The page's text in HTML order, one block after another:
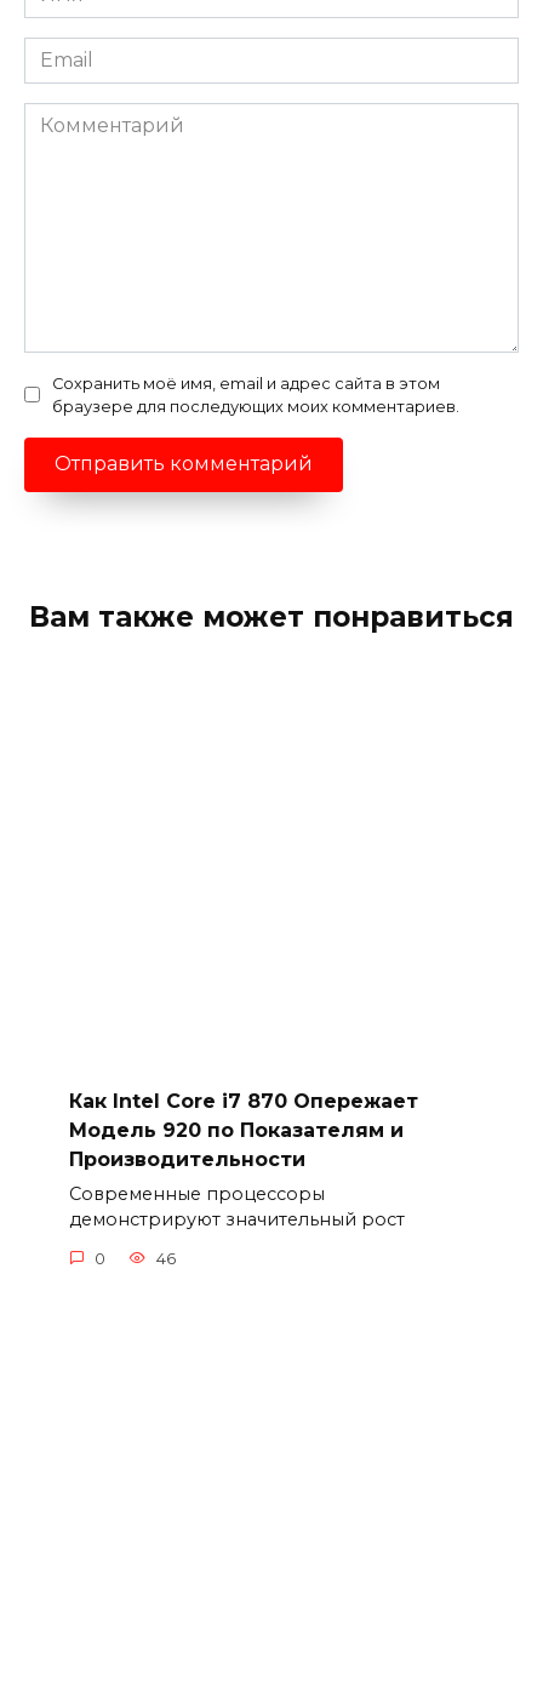
*
Email
*
Комментарий
Сохранить моё имя, email и адрес сайта в этом
браузере для последующих моих комментариев.
Вам также может понравиться
Как Intel Core i7 870 Опережает
Модель 920 по Показателям и
Производительности
Современные процессоры
демонстрируют значительный рост
0 46